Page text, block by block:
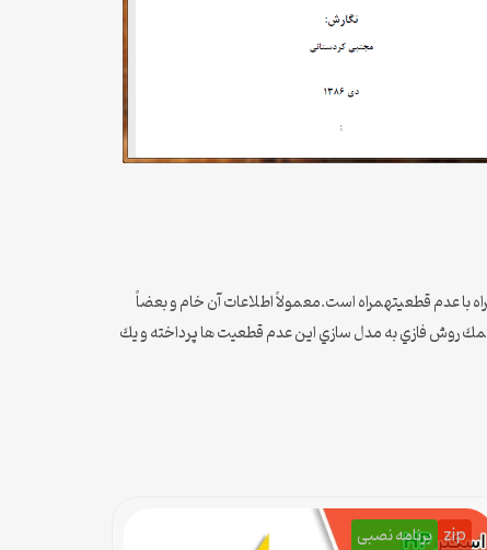
با عدم قطعيتهمراه است.معمولاً اطلاعات آن خام و بعضاً
كمك روش فازي به مدل سازي اين عدم قطعيت ها پرداخته و يك
zip برنامه نصبی